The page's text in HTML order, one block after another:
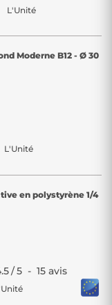
L'Unité
Moderne B12 - Ø 30
L'Unité
en polystyrène 1/4
/5 - 15 avis